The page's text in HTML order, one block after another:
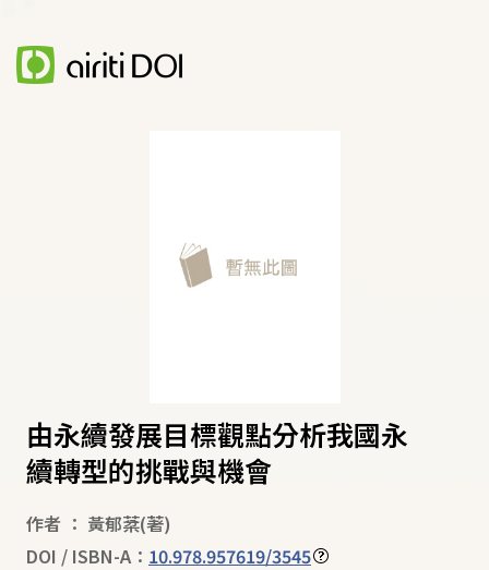
由永續發展目標觀點分析我國永
續轉型的挑戰與機會
作者 ： 黃郁棻(著)
DOI / ISBN-A： 10.978.957619/3545